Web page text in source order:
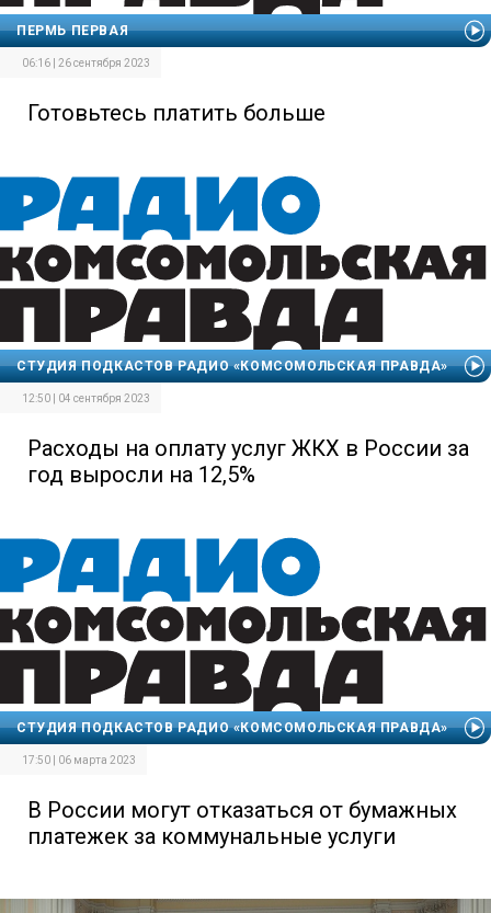
ПЕРМЬ ПЕРВАЯ
06:16 | 26 сентября 2023
Готовьтесь платить больше
СТУДИЯ ПОДКАСТОВ РАДИО «КОМСОМОЛЬСКАЯ ПРАВДА»
12:50 | 04 сентября 2023
Расходы на оплату услуг ЖКХ в России за
год выросли на 12,5%
СТУДИЯ ПОДКАСТОВ РАДИО «КОМСОМОЛЬСКАЯ ПРАВДА»
17:50 | 06 марта 2023
В России могут отказаться от бумажных
платежек за коммунальные услуги